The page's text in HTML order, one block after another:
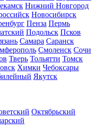
Нижний Новгород
Новосибирск
Пенза Пермь
Подольск Псков
Самара Саранск
Смоленск Сочи
Тверь Тольятти Томск
Химки Чебоксары
Якутск
Октябрьский